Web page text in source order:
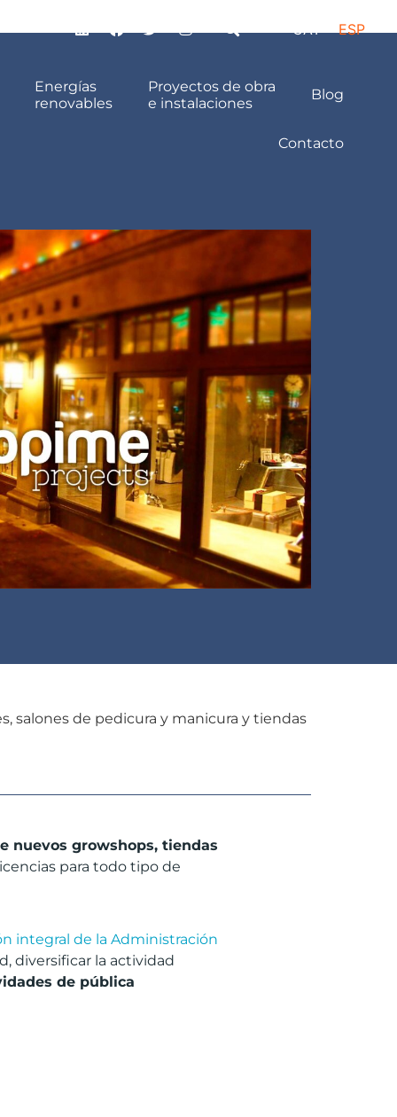
CAT ESP
Energías
renovables
Proyectos de obra
e instalaciones
Blog
Contacto
salones de pedicura y manicura y tiendas
nuevos growshops, tiendas
para todo tipo de
integral de la Administración
diversificar la actividad
de pública